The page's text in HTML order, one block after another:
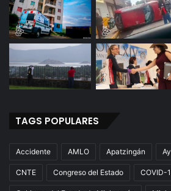
TAGS POPULARES
Accidente AMLO Apatzingán
CNTE Congreso del Estado COVID-